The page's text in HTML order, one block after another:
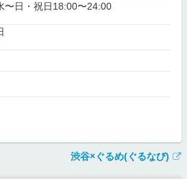
〜日・祝日18:00〜24:00
渋谷×ぐるめ(ぐるなび)